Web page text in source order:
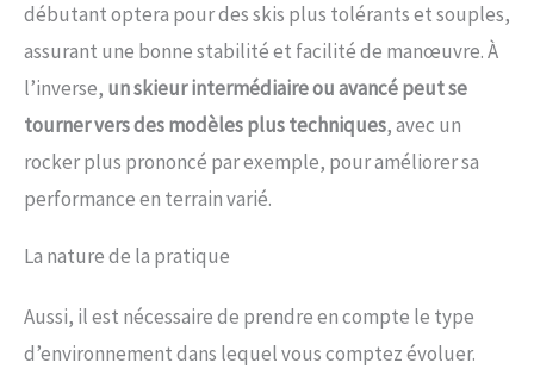
débutant optera pour des skis plus tolérants et souples,
assurant une bonne stabilité et facilité de manœuvre. À
l’inverse, un skieur intermédiaire ou avancé peut se
tourner vers des modèles plus techniques, avec un
rocker plus prononcé par exemple, pour améliorer sa
performance en terrain varié.
La nature de la pratique
Aussi, il est nécessaire de prendre en compte le type
d’environnement dans lequel vous comptez évoluer.